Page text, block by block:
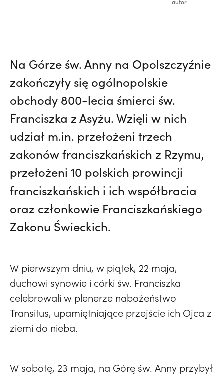
autor
Na Górze św. Anny na Opolszczyźnie
zakończyły się ogólnopolskie
obchody 800-lecia śmierci św.
Franciszka z Asyżu. Wzięli w nich
udział m.in. przełożeni trzech
zakonów franciszkańskich z Rzymu,
przełożeni 10 polskich prowincji
franciszkańskich i ich współbracia
oraz członkowie Franciszkańskiego
Zakonu Świeckich.
W pierwszym dniu, w piątek, 22 maja,
duchowi synowie i córki św. Franciszka
celebrowali w plenerze nabożeństwo
Transitus, upamiętniające przejście ich Ojca z
ziemi do nieba.
W sobotę, 23 maja, na Górę św. Anny przybył